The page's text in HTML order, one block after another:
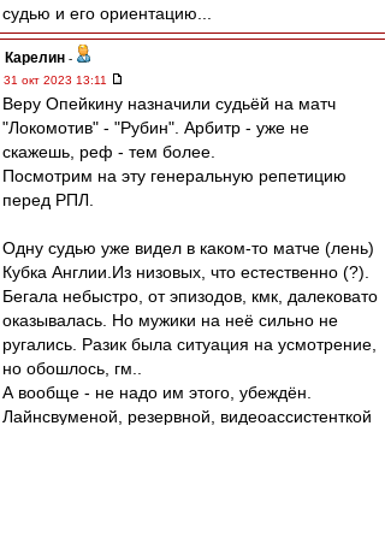
судью и его ориентацию...
Карелин -
31 окт 2023 13:11
Веру Опейкину назначили судьёй на матч
"Локомотив" - "Рубин". Арбитр - уже не
скажешь, реф - тем более.
Посмотрим на эту генеральную репетицию
перед РПЛ.
Одну судью уже видел в каком-то матче (лень)
Кубка Англии.Из низовых, что естественно (?).
Бегала небыстро, от эпизодов, кмк, далековато
оказывалась. Но мужики на неё сильно не
ругались. Разик была ситуация на усмотрение,
но обошлось, гм..
А вообще - не надо им этого, убеждён.
Лайнсвуменой, резервной, видеоассистенткой